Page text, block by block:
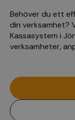
Behöver du ett
din verksamhet?
Kassasystem i
verksamheter,